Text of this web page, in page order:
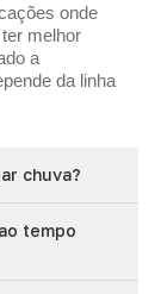
onde
melhor
a
da linha
chuva?
tempo